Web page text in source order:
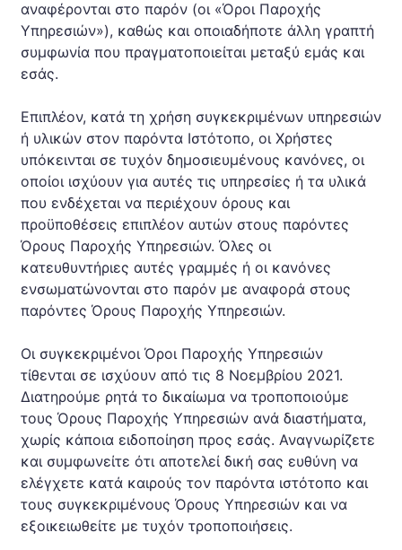
αναφέρονται στο παρόν (οι «Όροι Παροχής
Υπηρεσιών»), καθώς και οποιαδήποτε άλλη γραπτή
συμφωνία που πραγματοποιείται μεταξύ εμάς και
εσάς.
Επιπλέον, κατά τη χρήση συγκεκριμένων υπηρεσιών
ή υλικών στον παρόντα Ιστότοπο, οι Χρήστες
υπόκεινται σε τυχόν δημοσιευμένους κανόνες, οι
οποίοι ισχύουν για αυτές τις υπηρεσίες ή τα υλικά
που ενδέχεται να περιέχουν όρους και
προϋποθέσεις επιπλέον αυτών στους παρόντες
Όρους Παροχής Υπηρεσιών. Όλες οι
κατευθυντήριες αυτές γραμμές ή οι κανόνες
ενσωματώνονται στο παρόν με αναφορά στους
παρόντες Όρους Παροχής Υπηρεσιών.
Οι συγκεκριμένοι Όροι Παροχής Υπηρεσιών
τίθενται σε ισχύουν από τις 8 Νοεμβρίου 2021.
Διατηρούμε ρητά το δικαίωμα να τροποποιούμε
τους Όρους Παροχής Υπηρεσιών ανά διαστήματα,
χωρίς κάποια ειδοποίηση προς εσάς. Αναγνωρίζετε
και συμφωνείτε ότι αποτελεί δική σας ευθύνη να
ελέγχετε κατά καιρούς τον παρόντα ιστότοπο και
τους συγκεκριμένους Όρους Υπηρεσιών και να
εξοικειωθείτε με τυχόν τροποποιήσεις.